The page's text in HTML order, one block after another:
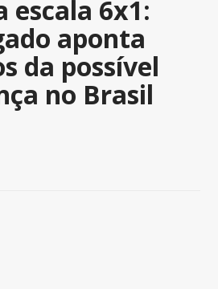
escala 6x1:
aponta
da possível
no Brasil